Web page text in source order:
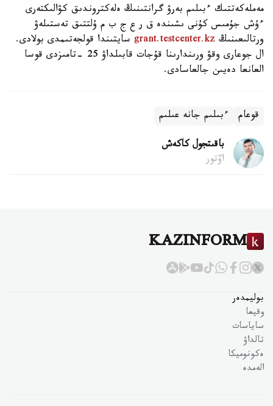
مەملەكەتتىك ءبىلىم بەرۋ گرانتىنىڭ ەلەكتروندىق كۋالىكتەرى
ءۇش جۇمىس كۇنى ىشىندە ق ر ع ج ب م ۇلتتىق تەستىلەۋ
ورتالىعىنىڭ grant.testcenter.kz سايتىندا قولجەتىمدى بولادى.
ال جوعارى وقۋ ورىندارىنا قۇجات قابىلداۋ 25 -تامىزدى قوسا
العانعا دەيىن جالعاسادى.
قوعام ءبىلىم جانە عىلىم
باقىتجول كاكەش
اۆتور
KAZINFORM
بوليمدەر
وقيعا
ساياسات
تالداۋ
ەكونوميكا
الەمدە